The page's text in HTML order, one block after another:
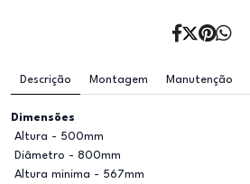
Descrição Montagem Manutenção
Dimensões
Altura - 500mm
Diâmetro - 800mm
Altura minima - 567mm